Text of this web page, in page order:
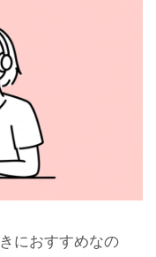
におすすめなの